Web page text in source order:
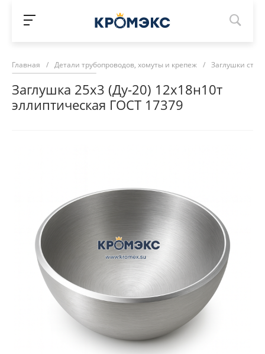
Главная / Детали трубопроводов, хомуты и крепеж / Заглушки
Заглушка 25х3 (Ду-20) 12х18н10т
эллиптическая ГОСТ 17379